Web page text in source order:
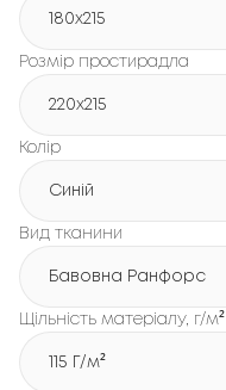
180х215
Розмір простирадла
220х215
Колір
Синій
Вид тканини
Бавовна Ранфорс
Щільність матеріалу, г/м²
115 Г/м²